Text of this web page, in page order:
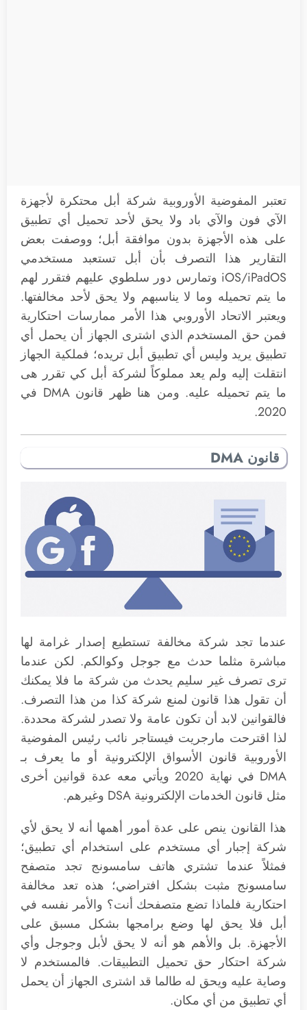
تعتبر المفوضية الأوروبية شركة أبل محتكرة لأجهزة
الآي فون والآي باد ولا يحق لأحد تحميل أي تطبيق
على هذه الأجهزة بدون موافقة أبل؛ ووصفت بعض
التقارير هذا التصرف بأن أبل تستعبد مستخدمي
iOS/iPadOS وتمارس دور سلطوي عليهم فتقرر لهم
ما يتم تحميله وما لا يناسبهم ولا يحق لأحد مخالفتها.
ويعتبر الاتحاد الأوروبي هذا الأمر ممارسات احتكارية
فمن حق المستخدم الذي اشترى الجهاز أن يحمل أي
تطبيق يريد وليس أي تطبيق أبل تريده؛ فملكية الجهاز
انتقلت إليه ولم يعد مملوكاً لشركة أبل كي تقرر هى
ما يتم تحميله عليه. ومن هنا ظهر قانون DMA في
2020.
قانون DMA
عندما تجد شركة مخالفة تستطيع إصدار غرامة لها
مباشرة مثلما حدث مع جوجل وكوالكم. لكن عندما
ترى تصرف غير سليم يحدث من شركة ما فلا يمكنك
أن تقول هذا قانون لمنع شركة كذا من هذا التصرف.
فالقوانين لابد أن تكون عامة ولا تصدر لشركة محددة.
لذا اقترحت مارجريت فيستاجر نائب رئيس المفوضية
الأوروبية قانون الأسواق الإلكترونية أو ما يعرف بـ
DMA في نهاية 2020 ويأتي معه عدة قوانين أخرى
مثل قانون الخدمات الإلكترونية DSA وغيرهم.
هذا القانون ينص على عدة أمور أهمها أنه لا يحق لأي
شركة إجبار أي مستخدم على استخدام أي تطبيق؛
فمثلاً عندما تشتري هاتف سامسونج تجد متصفح
سامسونج مثبت بشكل افتراضي؛ هذه تعد مخالفة
احتكارية فلماذا تضع متصفحك أنت؟ والأمر نفسه في
أبل فلا يحق لها وضع برامجها بشكل مسبق على
الأجهزة. بل والأهم هو أنه لا يحق لأبل وجوجل وأي
شركة احتكار حق تحميل التطبيقات. فالمستخدم لا
وصاية عليه ويحق له طالما قد اشترى الجهاز أن يحمل
أي تطبيق من أي مكان.